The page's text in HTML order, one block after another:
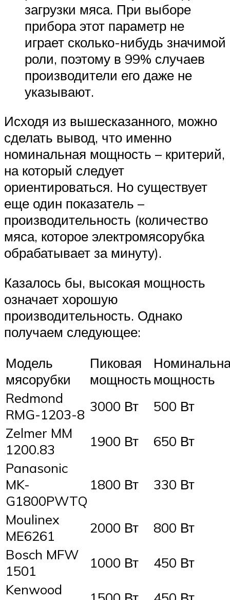
загрузки мяса. При выборе
прибора этот параметр не
играет сколько-нибудь значимой
роли, поэтому в 99% случаев
производители его даже не
указывают.
Исходя из вышесказанного, можно
сделать вывод, что именно
номинальная мощность – критерий,
на который следует
ориентироваться. Но существует
еще один показатель –
производительность (количество
мяса, которое электромясорубка
обрабатывает за минуту).
Казалось бы, высокая мощность
означает хорошую
производительность. Однако
получаем следующее:
Модель
мясорубки
Пиковая
мощностьмощность
Redmond
RMG-1203-8 3000 Вт
500 Вт
Zelmer MM
1200.83
1900 Вт
650 Вт
Panasonic
MK-
G1800PWTQ
1800 Вт 330 Вт
Moulinex
ME6261
2000 Вт
800 Вт
Bosch MFW
1501
1000 Вт
450 Вт
Kenwood